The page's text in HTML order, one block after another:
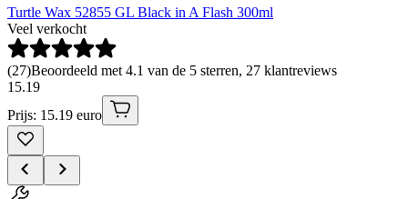
Turtle Wax 52855 GL Black in A Flash 300ml
Veel verkocht
(27)Beoordeeld met 4.1 van de 5 sterren, 27 klantreviews
15.19
Prijs: 15.19 euro